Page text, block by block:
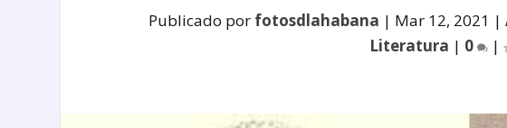
Publicado por fotosdlahabana | Mar 12, 2021 |
Literatura | 0 |